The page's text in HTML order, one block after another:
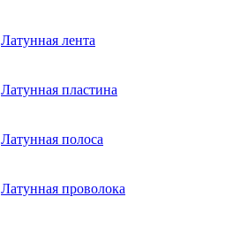
Латунная лента
Латунная пластина
Латунная полоса
Латунная проволока